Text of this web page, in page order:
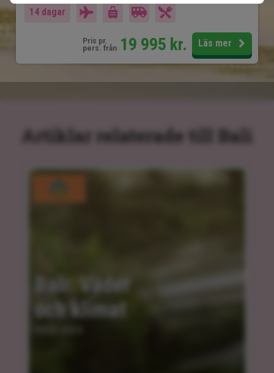
14 dagar
Pris pr.
pers. från 19 995 kr. Läs mer
Artiklar relaterade till Bali
Bali: Väder
och klimat